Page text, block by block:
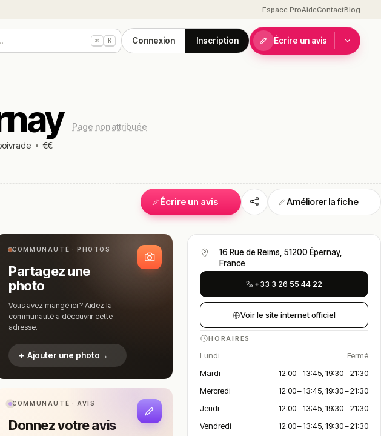
Espace ProAideContactBlog
⌘ K Connexion Inscription Écrire un avis
Page non attribuée
• €€
Écrire un avis Améliorer la fiche
COMMUNAUTÉ · PHOTOS
Partagez une
photo
Vous avez mangé ici ? Aidez la
communauté à découvrir cette
adresse.
＋ Ajouter une photo→
COMMUNAUTÉ · AVIS
Donnez votre avis
16 Rue de Reims, 51200 Épernay,
France
+33 3 26 55 44 22
Voir le site internet officiel
HORAIRES
Lundi
Fermé
Mardi
12:00 – 13:45, 19:30 – 21:30
Mercredi
12:00 – 13:45, 19:30 – 21:30
Jeudi
12:00 – 13:45, 19:30 – 21:30
Vendredi
12:00 – 13:45, 19:30 – 21:30